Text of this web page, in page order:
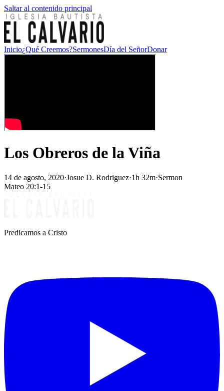
Saltar al contenido principal
Inicio¿Qué Creemos?SermonesDía del SeñorDonar
Los Obreros de la Viña
14 de agosto, 2020·Josue D. Rodriguez·1h 32m·Sermon
Mateo 20:1-15
Predicamos a Cristo